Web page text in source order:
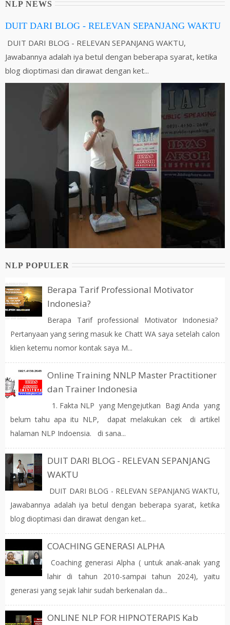
NLP NEWS
DUIT DARI BLOG - RELEVAN SEPANJANG WAKTU
DUIT DARI BLOG - RELEVAN SEPANJANG WAKTU,
Jawabannya adalah iya betul dengan beberapa syarat, ketika
blog dioptimasi dan dirawat dengan ket...
NLP POPULER
Berapa Tarif Professional Motivator
Indonesia?
Berapa Tarif professional Motivator Indonesia?
Pertanyaan yang sering masuk ke Chatt WA saya setelah calon
klien ketemu nomor kontak saya M...
Online Training NNLP Master Practitioner
dan Trainer Indonesia
1. Fakta NLP yang Mengejutkan Bagi Anda yang
belum tahu apa itu NLP, dapat melakukan cek di artikel
halaman NLP Indoensia. di sana...
DUIT DARI BLOG - RELEVAN SEPANJANG
WAKTU
DUIT DARI BLOG - RELEVAN SEPANJANG WAKTU,
Jawabannya adalah iya betul dengan beberapa syarat, ketika
blog dioptimasi dan dirawat dengan ket...
COACHING GENERASI ALPHA
Coaching generasi Alpha ( untuk anak-anak yang
lahir di tahun 2010-sampai tahun 2024), yaitu
generasi yang sejak lahir sudah berkenalan da...
ONLINE NLP FOR HIPNOTERAPIS Kab